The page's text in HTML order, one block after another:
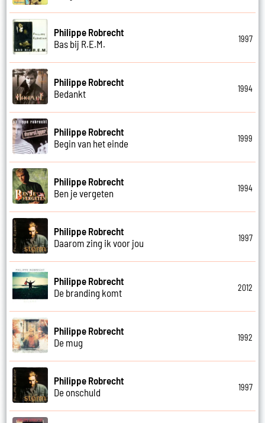
Philippe Robrecht
Bas bij R.E.M.
1997
Philippe Robrecht
Bedankt
1994
Philippe Robrecht
Begin van het einde
1999
Philippe Robrecht
Ben je vergeten
1994
Philippe Robrecht
Daarom zing ik voor jou
1997
Philippe Robrecht
De branding komt
2012
Philippe Robrecht
De mug
1992
Philippe Robrecht
De onschuld
1997